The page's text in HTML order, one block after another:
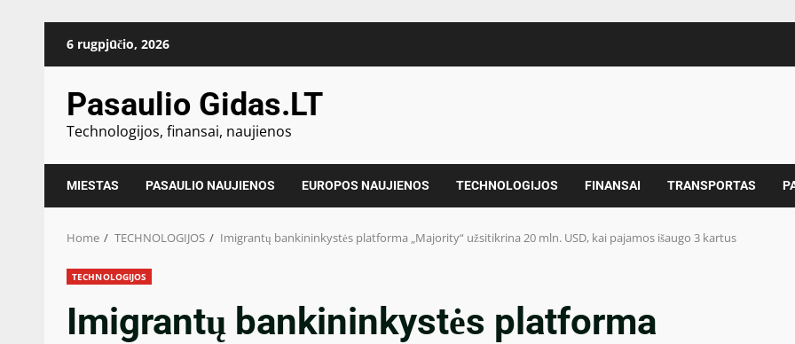
6 rugpjūčio, 2026
Pasaulio Gidas.LT
Technologijos, finansai, naujienos
MIESTAS PASAULIO NAUJIENOS EUROPOS NAUJIENOS TECHNOLOGIJOS FINANSAI TRANSPORTAS
Home TECHNOLOGIJOS Imigrantų bankininkystės platforma „Majority“ užsitikrina 20 mln. USD, kai pajamos išaugo 3 kartus
TECHNOLOGIJOS
Imigrantų bankininkystės platforma